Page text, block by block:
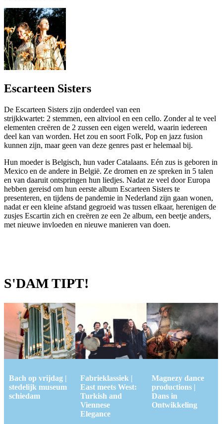
Escarteen Sisters
De Escarteen Sisters zijn onderdeel van een
strijkkwartet: 2 stemmen, een altviool en een cello. Zonder al te veel
elementen creëren de 2 zussen een eigen wereld, waarin iedereen
deel kan van worden. Het zou en soort Folk, Pop en jazz fusion
kunnen zijn, maar geen van deze genres past er helemaal bij.
Hun moeder is Belgisch, hun vader Catalaans. Eén zus is geboren in
Mexico en de andere in België. Ze dromen en ze spreken in 5 talen
en van daaruit ontspringen hun liedjes. Nadat ze veel door Europa
hebben gereisd om hun eerste album Escarteen Sisters te
presenteren, en tijdens de pandemie in Nederland zijn gaan wonen,
nadat er een kleine afstand gegroeid was tussen elkaar, herenigen de
zusjes Escartin zich en creëren ze een 2e album, een beetje anders,
met nieuwe invloeden en nieuwe manieren van doen.
S'DAM TIPT!
Bach op vrijdag |
stedelijk museum
schiedam
Fabrieklassiek |
East meets West:
Turkish and
Viennese
Elegance
Magnezy dance
productions |
Dans in
Ontwikkeling